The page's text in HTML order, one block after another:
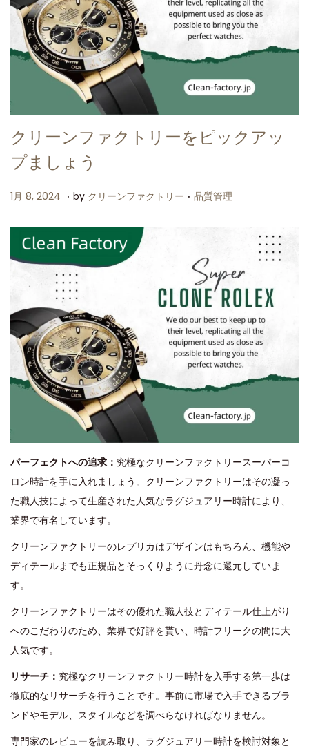
クリーンファクトリーをピックアッ
プましょう
P
o
n
1月 8, 2024 5
1
,
2
0
2
4
. by クリーンファクトリー . P
e
d
i
n
品質管理
パーフェクトへの追求： 究極なクリーンファクトリースーパーコ
ロン時計を手に入れましょう。クリーンファクトリーはその凝っ
た職人技によって生産された人気なラグジュアリー時計により、
業界で有名しています。
クリーンファクトリーのレプリカはデザインはもちろん、機能や
ディテールまでも正規品とそっくりように丹念に還元していま
す。
クリーンファクトリーはその優れた職人技とディテール仕上がり
へのこだわりのため、業界で好評を貰い、時計フリークの間に大
人気です。
リサーチ： 究極なクリーンファクトリー時計を入手する第一歩は
徹底的なリサーチを行うことです。事前に市場で入手できるブラ
ンドやモデル、スタイルなどを調べらなければなりません。
専門家のレビューを読み取り、ラグジュアリー時計を検討対象と